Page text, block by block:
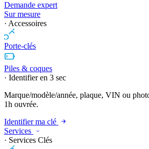
Demande expert
Sur mesure
· Accessoires
Porte-clés
Piles & coques
· Identifier en 3 sec
Marque/modèle/année, plaque, VIN ou
1h ouvrée.
Identifier ma clé
Services
· Services Clés